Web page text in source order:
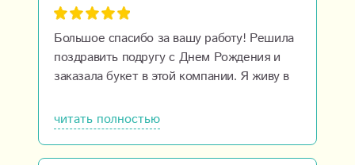
Большое спасибо за вашу работу! Решила
поздравить подругу с Днем Рождения и
заказала букет в этой компании. Я живу в
теплых поздравлений и красивых
презентов нет преград, благодаря
читать полностью